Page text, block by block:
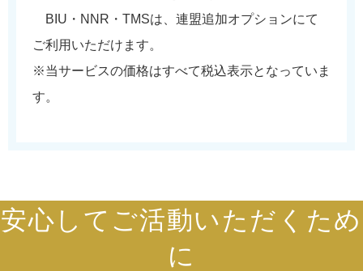
BIU・NNR・TMSは、連盟追加オプションにて
ご利用いただけます。
※当サービスの価格はすべて税込表示となっていま
す。
安心してご活動いただくため
に